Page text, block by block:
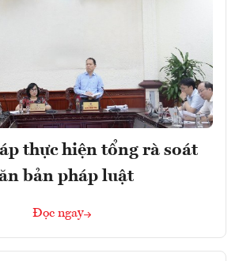
thực hiện tổng rà soát
bản pháp luật
Đọc ngay